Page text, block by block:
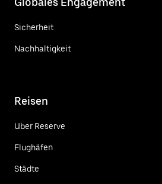
Sicherheit
Nachhaltigkeit
Reisen
Uber Reserve
Flughäfen
Städte